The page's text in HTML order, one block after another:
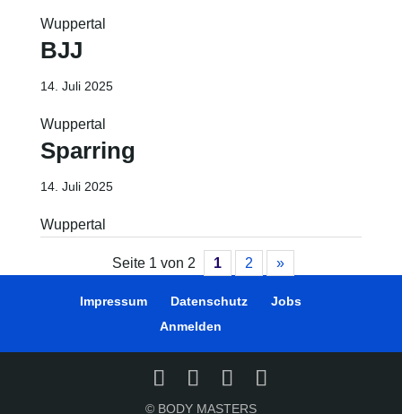
Wuppertal
BJJ
14. Juli 2025
Wuppertal
Sparring
14. Juli 2025
Wuppertal
Seite 1 von 2 1 2 »
Impressum Datenschutz
Jobs
Anmelden
© BODY MASTERS